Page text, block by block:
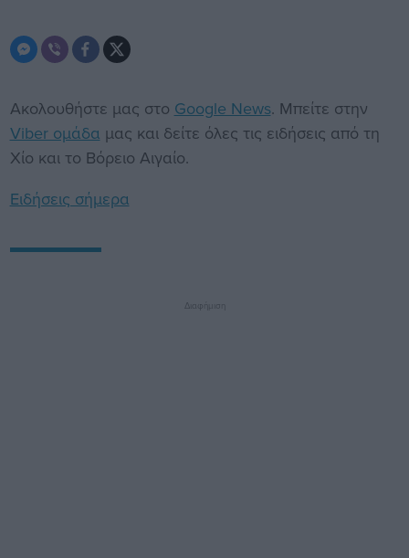
Ακολουθήστε μας στο Google News. Μπείτε στην
Viber ομάδα μας και δείτε όλες τις ειδήσεις από τη
Χίο και το Βόρειο Αιγαίο.
Ειδήσεις σήμερα
Διαφήμιση